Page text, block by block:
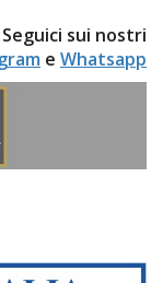
Seguici sui nostri
e Whatsapp